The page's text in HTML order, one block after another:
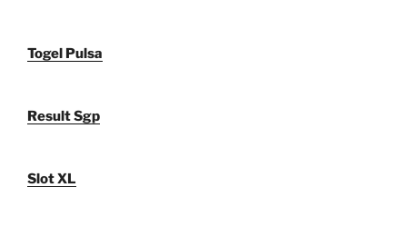
Togel Pulsa
Result Sgp
Slot XL